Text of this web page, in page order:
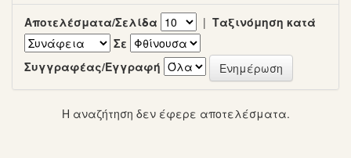
Αποτελέσματα/Σελίδα | Ταξινόμηση κατά
Σε
Συγγραφέας/Εγγραφή
Η αναζήτηση δεν έφερε αποτελέσματα.